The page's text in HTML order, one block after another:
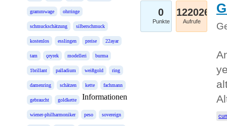
grammwage ohrringe
schmuckschätzung silberschmuck
kostenlos esslingen preise 22ayar
tam çeyrek modelleri burma
1brillant palladium weißgold ring
damenring schätzen kette fachmann
gebraucht goldkette
wiener-philharmoniker peso sovereign
Informationen
0
Punkte
122026
Aufrufe